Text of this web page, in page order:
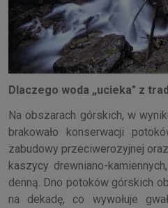
Dlaczego woda „ucieka" z
Na obszarach górskich, w
brakowało konserwacji
zabudowy przeciwerozyjnej
kaszycy drewniano-
denną. Dno potoków górskich
na dekadę, co wywołuje